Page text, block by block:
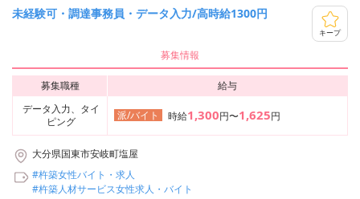
未経験可・調達事務員・データ入力/高時給1300円
キープ
募集情報
募集職種
給与
データ入力、タイ
ピング
派/バイト 時給1,300円〜1,625円
大分県国東市安岐町塩屋
#杵築女性バイト・求人
#杵築人材サービス女性求人・バイト